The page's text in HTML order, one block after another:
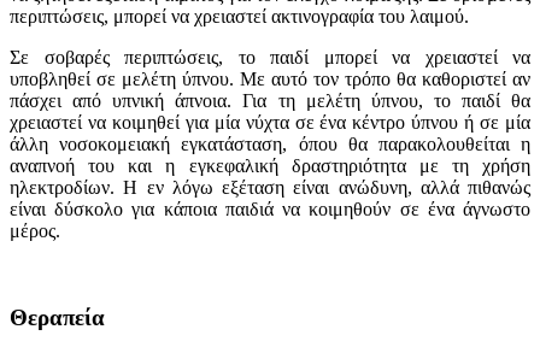
περιπτώσεις, μπορεί να χρειαστεί ακτινογραφία του λαιμού.
Σε σοβαρές περιπτώσεις, το παιδί μπορεί να χρειαστεί να
υποβληθεί σε μελέτη ύπνου. Με αυτό τον τρόπο θα καθοριστεί αν
πάσχει από υπνική άπνοια. Για τη μελέτη ύπνου, το παιδί θα
χρειαστεί να κοιμηθεί για μία νύχτα σε ένα κέντρο ύπνου ή σε μία
άλλη νοσοκομειακή εγκατάσταση, όπου θα παρακολουθείται η
αναπνοή του και η εγκεφαλική δραστηριότητα με τη χρήση
ηλεκτροδίων. Η εν λόγω εξέταση είναι ανώδυνη, αλλά πιθανώς
είναι δύσκολο για κάποια παιδιά να κοιμηθούν σε ένα άγνωστο
μέρος.
Θεραπεία